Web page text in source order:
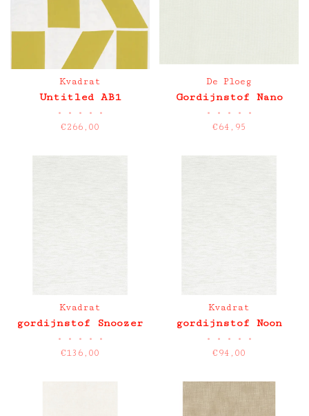
Kvadrat
Untitled AB1
• • • • •
€266,00
De Ploeg
Gordijnstof Nano
• • • • •
€64,95
Kvadrat
gordijnstof Snoozer
• • • • •
€136,00
Kvadrat
gordijnstof Noon
• • • • •
€94,00